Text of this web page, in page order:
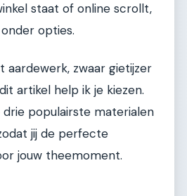
staat of online scrollt,
opties.
aardewerk, zwaar gietijzer
artikel help ik je kiezen.
drie populairste materialen
jij de perfecte
jouw theemoment.